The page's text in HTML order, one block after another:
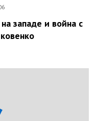
западе и война с